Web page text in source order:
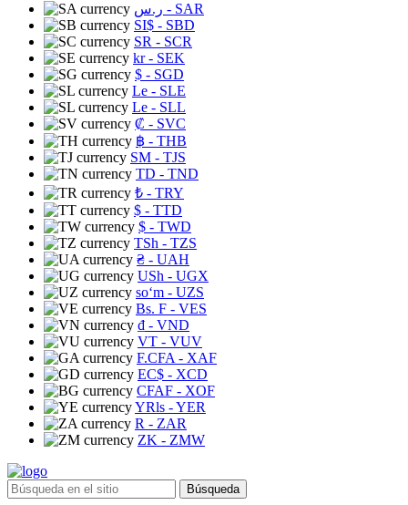
ر.س - SAR
SI$ - SBD
SR - SCR
kr- SEK
$ - SGD
Le - SLE
Le - SLL
₡ - SVC
฿ - THB
ЅМ - TJS
TD - TND
₺ - TRY
$ - TTD
$ - TWD
TSh - TZS
₴ - UAH
USh - UGX
soʻm - UZS
Bs. F - VES
₫ - VND
VT - VUV
F.CFA - XAF
EC$ - XCD
CFAF - XOF
YRls - YER
R - ZAR
ZK - ZMW
Búsqueda